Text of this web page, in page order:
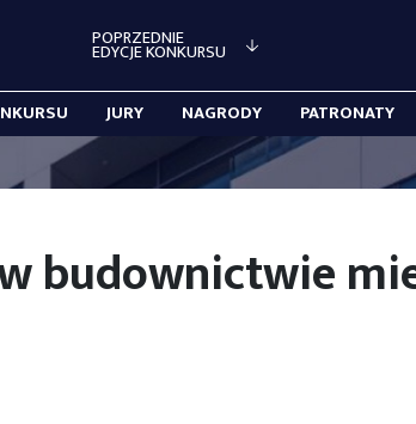
POPRZEDNIE
EDYCJE KONKURSU
JURY NAGRODY PATRONATY
budownictwie